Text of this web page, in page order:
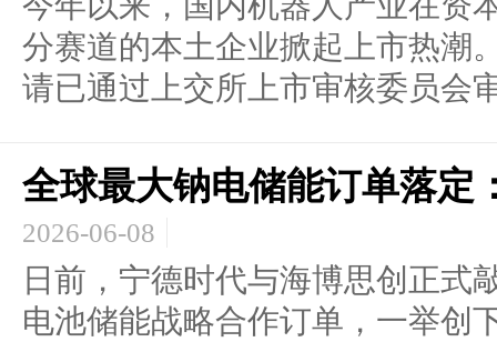
分赛道的本土企业掀起上市热潮
请已通过上交所上市审核委员会
全球最大钠电储能订单落定
2026-06-08
日前，宁德时代与海博思创正式
电池储能战略合作订单，一举创